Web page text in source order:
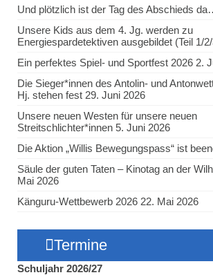
Und plötzlich ist der Tag des Abschieds
Unsere Kids aus dem 4. Jg. werden zu
Energiespardetektiven ausgebildet (Teil 1/
Ein perfektes Spiel- und Sportfest 2026 2.
Die Sieger*innen des Antolin- und
Hj. stehen fest 29. Juni 2026
Unsere neuen Westen für unsere neuen
Streitschlichter*innen 5. Juni 2026
Die Aktion „Willis Bewegungspass“ ist
Säule der guten Taten – Kinotag an der
Mai 2026
Känguru-Wettbewerb 2026 22. Mai 2026
Termine
Schuljahr 2026/27